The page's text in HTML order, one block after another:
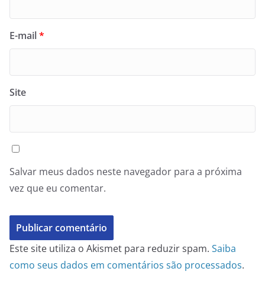
E-mail*
Site
Salvar meus dados neste navegador para a próxima
vez que eu comentar.
Este site utiliza o Akismet para reduzir spam. Saiba
como seus dados em comentários são processados.